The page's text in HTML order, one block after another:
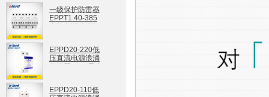
一级保护防雷器
EPPT1 40-385
EPPD20-220低
压直流电源浪涌
EPPD20-110低